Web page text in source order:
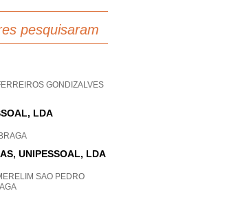
pesquisaram
GONDIZALVES
LDA
UNIPESSOAL, LDA
SAO PEDRO